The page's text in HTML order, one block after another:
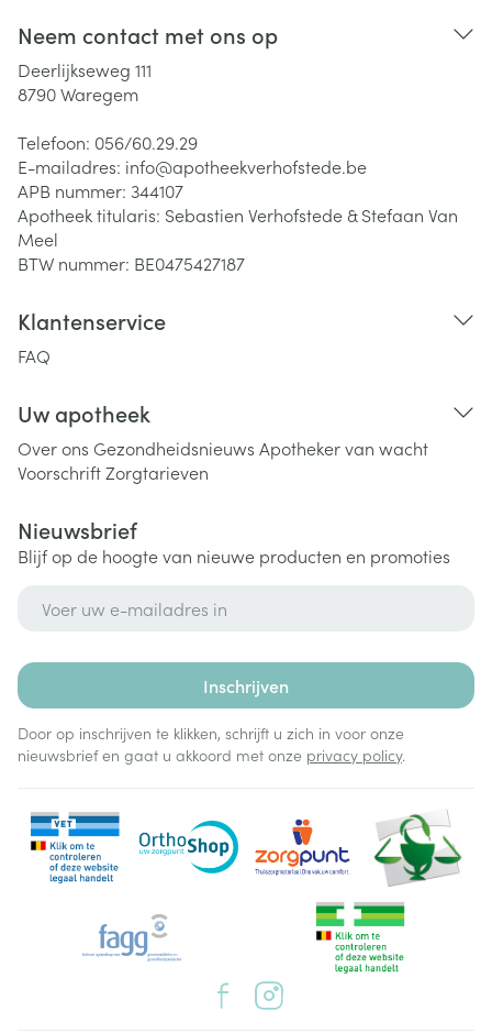
Neem contact met ons op
Deerlijkseweg 111
8790Waregem
Telefoon: 056/60.29.29
E-mailadres: info@apotheekverhofstede.be
APB nummer: 344107
Apotheek titularis: Sebastien Verhofstede & Stefaan Van
Meel
BTW nummer: BE0475427187
Klantenservice
FAQ
Uw apotheek
Over ons Gezondheidsnieuws Apotheker van wacht
VoorschriftZorgtarieven
Nieuwsbrief
Blijf op de hoogte van nieuwe producten en promoties
Inschrijven
Door op inschrijven te klikken, schrijft u zich in voor onze
nieuwsbrief en gaat u akkoord met onze privacy policy.